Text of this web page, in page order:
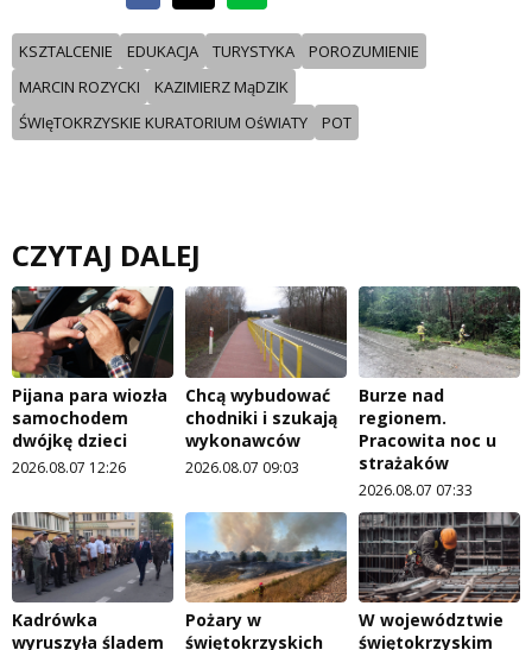
KSZTALCENIE EDUKACJA TURYSTYKA
POROZUMIENIE
MARCIN ROZYCKI
KAZIMIERZ MąDZIK
ŚWIęTOKRZYSKIE KURATORIUM OśWIATY
POT
CZYTAJ DALEJ
Pijana para wiozła
samochodem
dwójkę dzieci
2026.08.07 12:26
Chcą wybudować
chodniki i szukają
wykonawców
2026.08.07 09:03
Burze nad
regionem.
Pracowita noc u
strażaków
2026.08.07 07:33
Kadrówka
wyruszyła śladem
Pożary w
świętokrzyskich
W województwie
świętokrzyskim